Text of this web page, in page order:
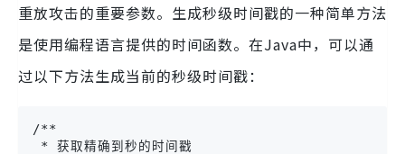
重放攻击的重要参数。生成秒级时间戳的一种简单方法
是使用编程语言提供的时间函数。在Java中，可以通
过以下方法生成当前的秒级时间戳：
/**
* 获取精确到秒的时间戳